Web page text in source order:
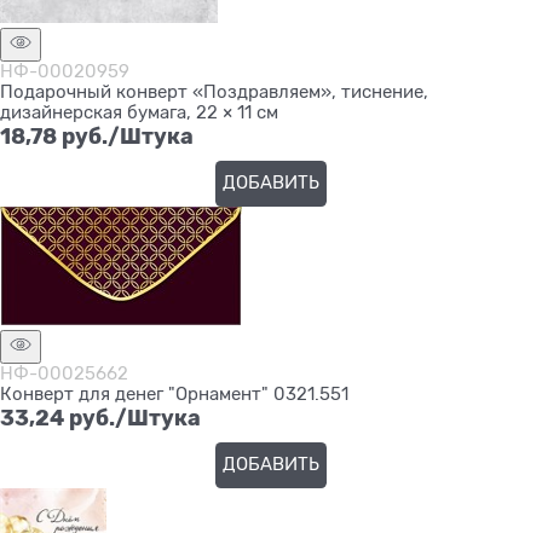
НФ-00020959
Подарочный конверт «Поздравляем», тиснение,
дизайнерская бумага, 22 × 11 см
18,78 руб./Штука
ДОБАВИТЬ
НФ-00025662
Конверт для денег "Орнамент" 0321.551
33,24 руб./Штука
ДОБАВИТЬ